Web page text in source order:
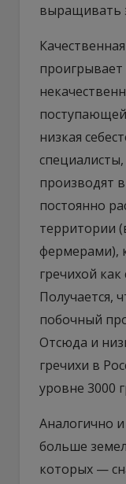
выращивать
низкая
производят
постоянно
территории
фермерами),
гречихой
Получается,
побочный
Отсюда и
гречихи в
уровне 3000
Аналогично
больше
которых —